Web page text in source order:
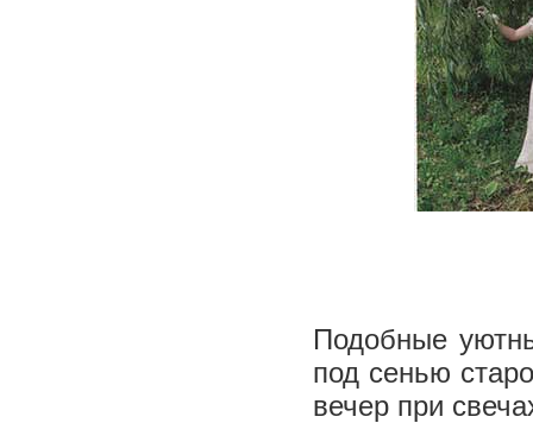
Подобные
под сенью
вечер при